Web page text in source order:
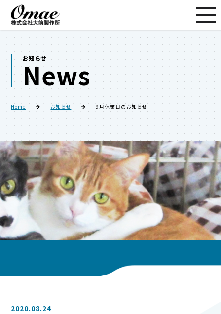
お知らせ
News
Home お知らせ 9月休業日のお知らせ
2020.08.24